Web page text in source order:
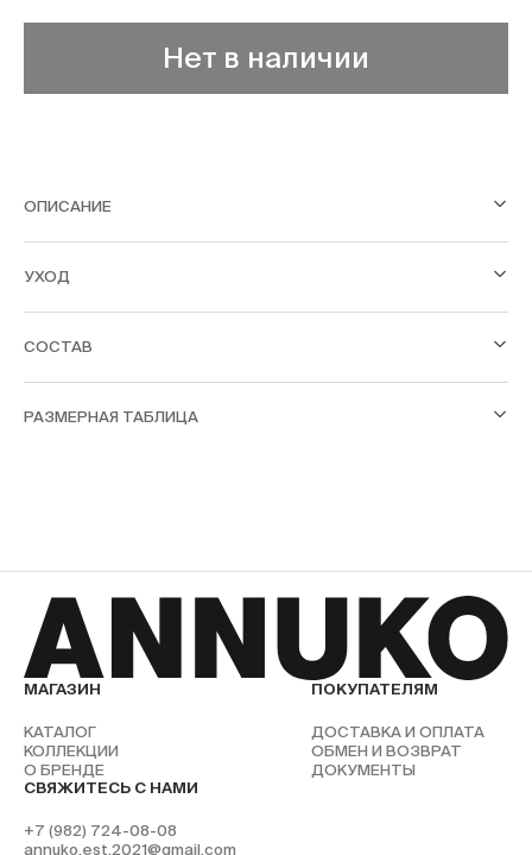
Нет в наличии
ОПИСАНИЕ
УХОД
СОСТАВ
РАЗМЕРНАЯ ТАБЛИЦА
МАГАЗИН
КАТАЛОГ
КОЛЛЕКЦИИ
О БРЕНДЕ
ПОКУПАТЕЛЯМ
ДОСТАВКА И ОПЛАТА
ОБМЕН И ВОЗВРАТ
ДОКУМЕНТЫ
СВЯЖИТЕСЬ С НАМИ
+7 (982) 724-08-08
annuko.est.2021@gmail.com